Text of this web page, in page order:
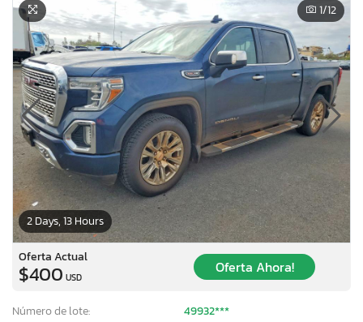
2 Days, 13 Hours
1/12
Oferta Actual
$400 USD
Oferta Ahora!
Número de lote:
49932***